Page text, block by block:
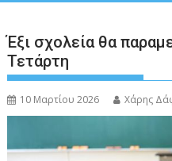
Έξι σχολεία θα
Τετάρτη
10 Μαρτίου 2026 Χάρης